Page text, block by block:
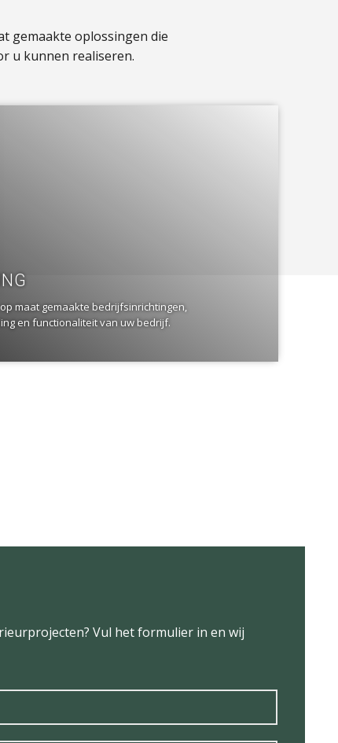
gemaakte oplossingen die
u kunnen realiseren.
maat gemaakte bedrijfsinrichtingen,
en functionaliteit van uw bedrijf.
Vul het formulier in en wij